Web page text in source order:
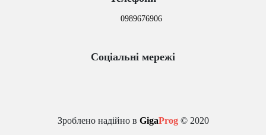
0989676906
Соціальні мережі
Зроблено надійно в GigaProg© 2020